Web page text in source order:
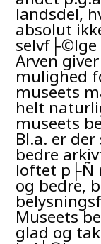
landsdel,
absolut
selvf├©lge
Arven
mulighed
museets
helt
museets
Bl.a. er
bedre
loftet p├Ñ
og bedre,
Museets
glad og